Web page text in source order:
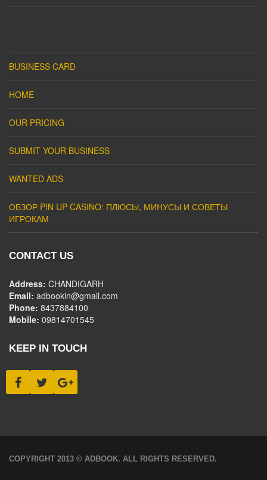
BUSINESS CARD
HOME
OUR PRICING
SUBMIT YOUR BUSINESS
WANTED ADS
ОБЗОР PIN UP CASINO: ПЛЮСЫ, МИНУСЫ И СОВЕТЫ
ИГРОКАМ
CONTACT US
Address: CHANDIGARH
Email: adbookin@gmail.com
Phone: 8437884100
Mobile: 09814701545
KEEP IN TOUCH
COPYRIGHT 2013 © ADBOOK. ALL RIGHTS RESERVED.